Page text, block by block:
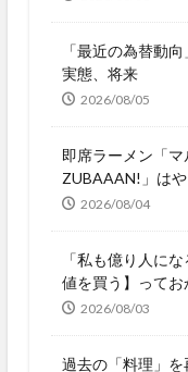
「最近の為替動
実態、将来
2026/08/05
即席ラーメン「マ
ZUBAAAN!」は
2026/08/04
「私も億り人に
値を買う】ってお
2026/08/03
過去の「料理」